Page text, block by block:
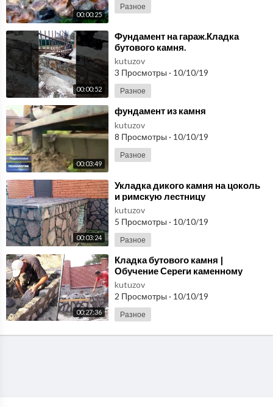
00:00:25
Разное
00:00:52
⁣Фундамент на гараж.Кладка
бутового камня.
kutuzov
3 Просмотры · 10/10/19
Разное
00:03:49
⁣фундамент из камня
kutuzov
8 Просмотры · 10/10/19
Разное
00:03:24
⁣Укладка дикого камня на цоколь
и римскую лестницу
kutuzov
5 Просмотры · 10/10/19
Разное
00:27:36
⁣Кладка бутового камня |
Обучение Сереги каменному
ремеслу
kutuzov
2 Просмотры · 10/10/19
Разное